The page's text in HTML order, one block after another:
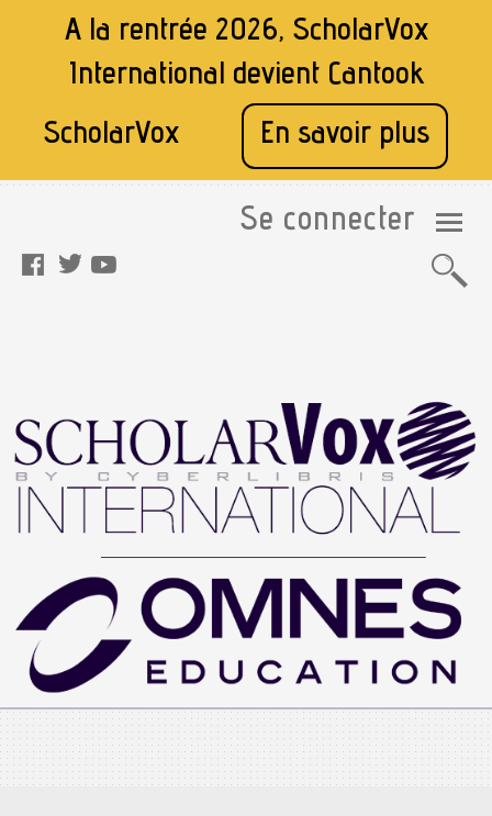
A la rentrée 2026, ScholarVox
International devient Cantook
ScholarVox
En savoir plus
Se connecter